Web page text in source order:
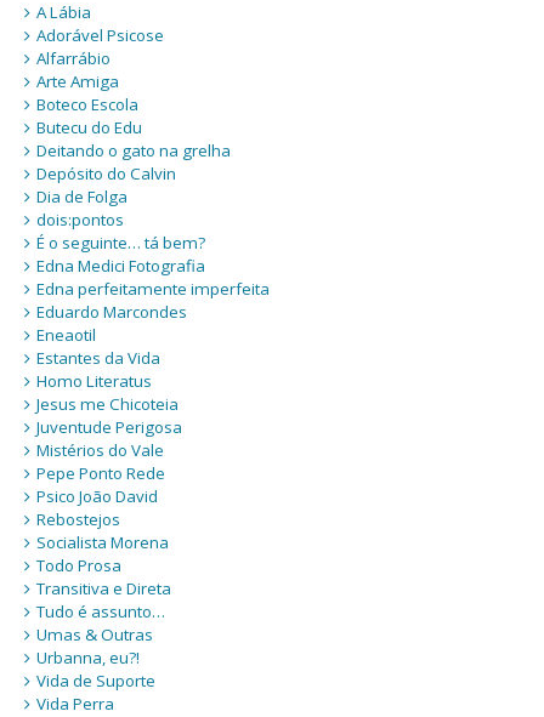
A Lábia
Adorável Psicose
Alfarrábio
Arte Amiga
Boteco Escola
Butecu do Edu
Deitando o gato na grelha
Depósito do Calvin
Dia de Folga
dois:pontos
É o seguinte… tá bem?
Edna Medici Fotografia
Edna perfeitamente imperfeita
Eduardo Marcondes
Eneaotil
Estantes da Vida
Homo Literatus
Jesus me Chicoteia
Juventude Perigosa
Mistérios do Vale
Pepe Ponto Rede
Psico João David
Rebostejos
Socialista Morena
Todo Prosa
Transitiva e Direta
Tudo é assunto…
Umas & Outras
Urbanna, eu?!
Vida de Suporte
Vida Perra